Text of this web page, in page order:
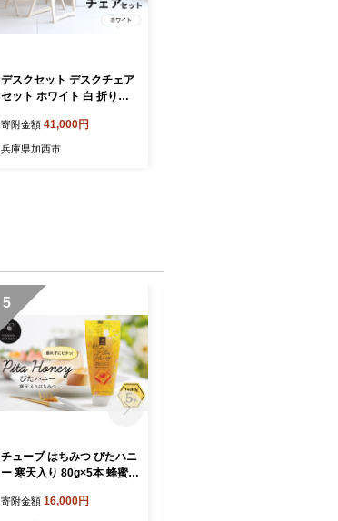
デスクセット デスクチェア
セット ホワイト 白 折りた
机 椅子 いす 木製 折りたた
みデスク&チェアセット 折
寄附金額 41,000円
兵庫県加西市
5
チューブ はちみつ ぴたハニ
ー 寒天入り 80g×5本 蜂蜜
チューブタイプ 手軽 エコ
寄附金額 16,000円